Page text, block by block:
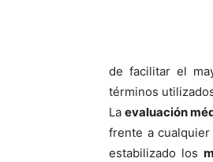
de facilitar el
términos
Laevaluación
frente a
estabilizado los